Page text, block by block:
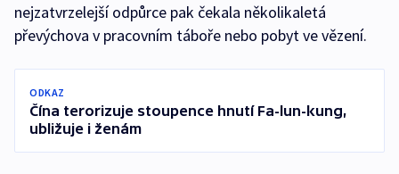
nejzatvrzelejší odpůrce pak čekala několikaletá
převýchova v pracovním táboře nebo pobyt ve vězení.
ODKAZ
Čína terorizuje stoupence hnutí Fa-lun-kung,
ubližuje i ženám